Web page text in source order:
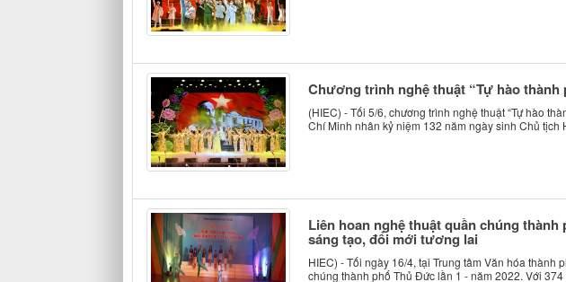
Chương trình nghệ thuật “Tự hào thành
(HIEC) - Tối 5/6, chương trình nghệ thuật “Tự hào
Chí Minh nhân kỷ niệm 132 năm ngày sinh Chủ tịch
Liên hoan nghệ thuật quần chúng
sáng tạo, đổi mới tương lai
HIEC) - Tối ngày 16/4, tại Trung tâm Văn hóa
chúng thành phố Thủ Đức lần 1 - năm 2022. Với 374